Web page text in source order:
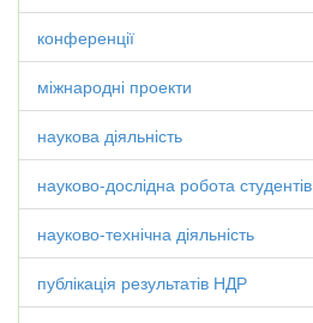
конференції
міжнародні проекти
наукова діяльність
науково-дослідна робота студентів
науково-технічна діяльність
публікація результатів НДР